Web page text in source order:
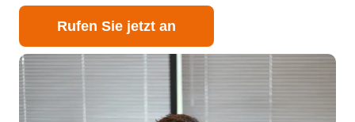
Rufen Sie jetzt an